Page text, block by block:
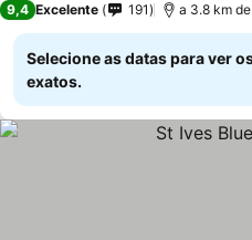
9,4 Excelente 191 a 3.8 km
Selecione as datas para ver
exatos.